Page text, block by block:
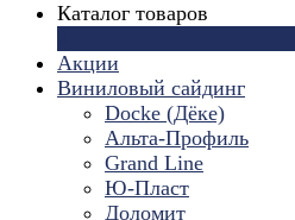
Каталог товаров
Акции
Виниловый сайдинг
Docke (Дёке)
Альта-Профиль
Grand Line
Ю-Пласт
Доломит